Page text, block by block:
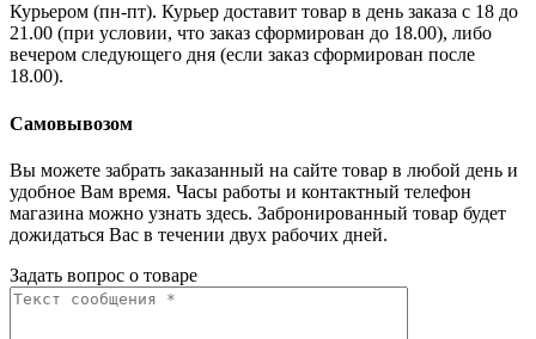
Курьером (пн-пт). Курьер доставит товар в день заказа с 18 до
21.00 (при условии, что заказ сформирован до 18.00), либо
вечером следующего дня (если заказ сформирован после
18.00).
Самовывозом
Вы можете забрать заказанный на сайте товар в любой день и
удобное Вам время. Часы работы и контактный телефон
магазина можно узнать здесь. Забронированный товар будет
дожидаться Вас в течении двух рабочих дней.
Задать вопрос о товаре